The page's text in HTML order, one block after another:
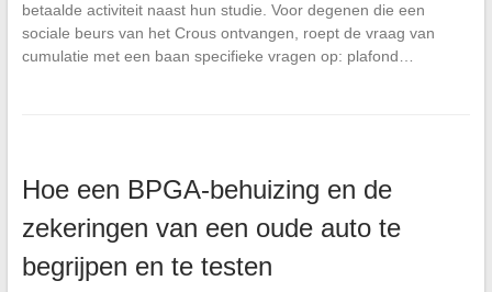
betaalde activiteit naast hun studie. Voor degenen die een
sociale beurs van het Crous ontvangen, roept de vraag van
cumulatie met een baan specifieke vragen op: plafond…
Hoe een BPGA-behuizing en de
zekeringen van een oude auto te
begrijpen en te testen